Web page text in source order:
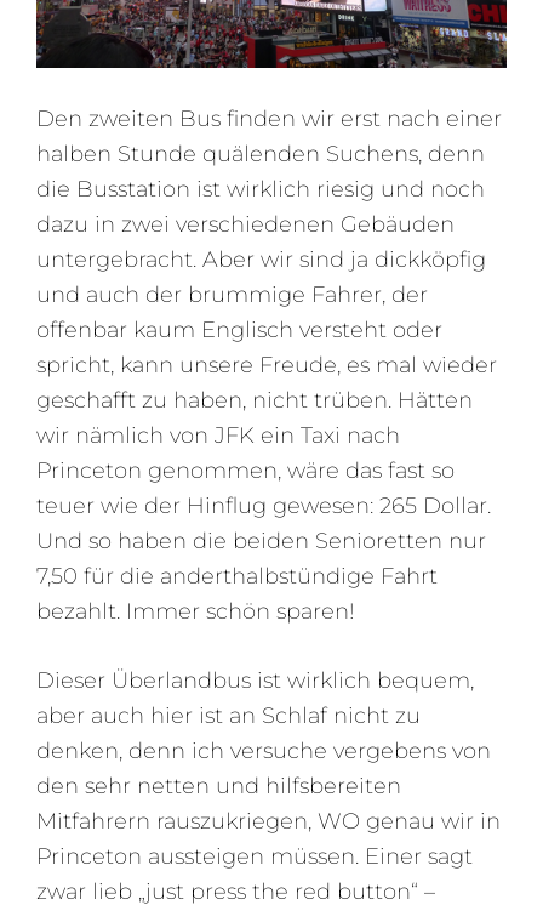
Den zweiten Bus finden wir erst nach einer
halben Stunde quälenden Suchens, denn
die Busstation ist wirklich riesig und noch
dazu in zwei verschiedenen Gebäuden
untergebracht. Aber wir sind ja dickköpfig
und auch der brummige Fahrer, der
offenbar kaum Englisch versteht oder
spricht, kann unsere Freude, es mal wieder
geschafft zu haben, nicht trüben. Hätten
wir nämlich von JFK ein Taxi nach
Princeton genommen, wäre das fast so
teuer wie der Hinflug gewesen: 265 Dollar.
Und so haben die beiden Senioretten nur
7,50 für die anderthalbstündige Fahrt
bezahlt. Immer schön sparen!
Dieser Überlandbus ist wirklich bequem,
aber auch hier ist an Schlaf nicht zu
denken, denn ich versuche vergebens von
den sehr netten und hilfsbereiten
Mitfahrern rauszukriegen, WO genau wir in
Princeton aussteigen müssen. Einer sagt
zwar lieb „just press the red button“ –